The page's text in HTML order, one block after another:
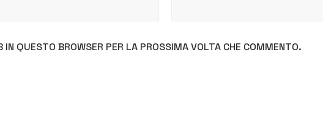
QUESTO BROWSER PER LA PROSSIMA VOLTA CHE COMMENTO.